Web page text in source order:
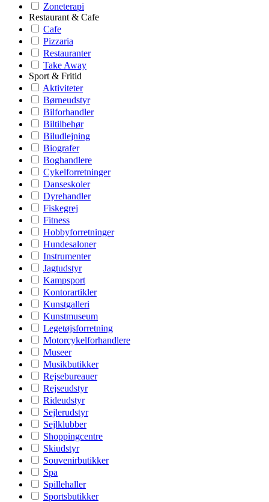
Zoneterapi
Restaurant & Cafe
Cafe
Pizzaria
Restauranter
Take Away
Sport & Fritid
Aktiviteter
Børneudstyr
Bilforhandler
Biltilbehør
Biludlejning
Biografer
Boghandlere
Cykelforretninger
Danseskoler
Dyrehandler
Fiskegrej
Fitness
Hobbyforretninger
Hundesaloner
Instrumenter
Jagtudstyr
Kampsport
Kontorartikler
Kunstgalleri
Kunstmuseum
Legetøjsforretning
Motorcykelforhandlere
Museer
Musikbutikker
Rejsebureauer
Rejseudstyr
Rideudstyr
Sejlerudstyr
Sejlklubber
Shoppingcentre
Skiudstyr
Souvenirbutikker
Spa
Spillehaller
Sportsbutikker